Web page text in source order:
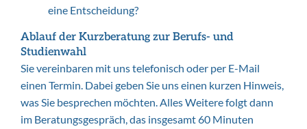
eine Entscheidung?
Ablauf der Kurzberatung zur Berufs- und
Studienwahl
Sie vereinbaren mit uns telefonisch oder per E-Mail
einen Termin. Dabei geben Sie uns einen kurzen Hinweis,
was Sie besprechen möchten. Alles Weitere folgt dann
im Beratungsgespräch, das insgesamt 60 Minuten